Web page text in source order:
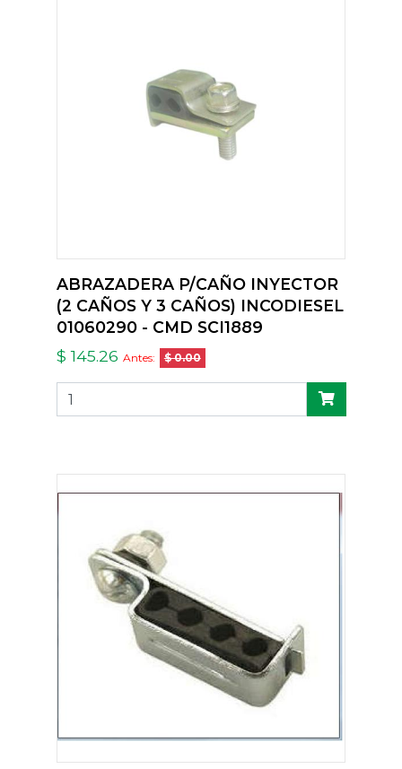
ABRAZADERA P/CAÑO INYECTOR
(2 CAÑOS Y 3 CAÑOS) INCODIESEL
01060290 - CMD SCI1889
$ 145.26 Antes: $ 0.00